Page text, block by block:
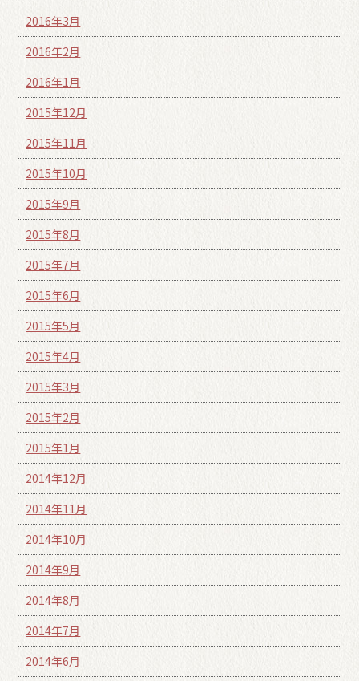
2016年3月
2016年2月
2016年1月
2015年12月
2015年11月
2015年10月
2015年9月
2015年8月
2015年7月
2015年6月
2015年5月
2015年4月
2015年3月
2015年2月
2015年1月
2014年12月
2014年11月
2014年10月
2014年9月
2014年8月
2014年7月
2014年6月